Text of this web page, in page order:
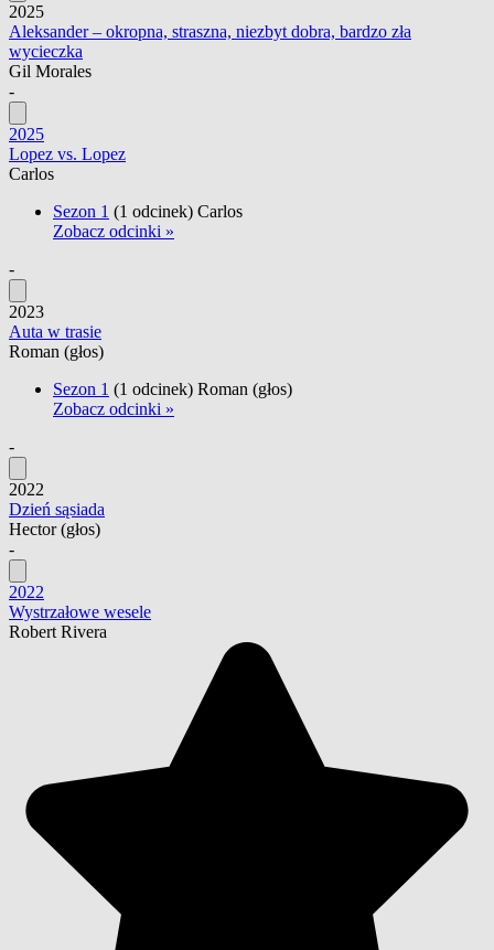
2025
Aleksander – okropna, straszna, niezbyt dobra, bardzo zła
wycieczka
Gil Morales
-
2025
Lopez vs. Lopez
Carlos
Sezon 1 (1 odcinek) Carlos
Zobacz odcinki »
-
2023
Auta w trasie
Roman (głos)
Sezon 1 (1 odcinek) Roman (głos)
Zobacz odcinki »
-
2022
Dzień sąsiada
Hector(głos)
-
2022
Wystrzałowe wesele
Robert Rivera